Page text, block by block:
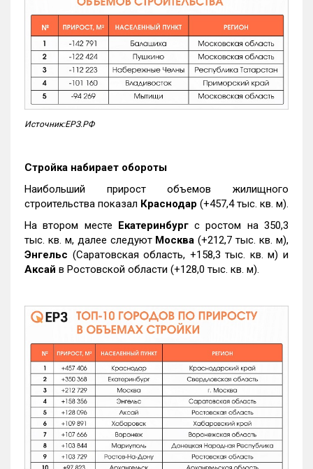
Источник:ЕРЗ.РФ
Стройка набирает обороты
Наибольший прирост объемов жилищного
строительства показал Краснодар (+457,4 тыс. кв. м).
На втором месте Екатеринбургс ростом на 350,3
тыс. кв. м, далее следуют Москва (+212,7 тыс. кв. м),
Энгельс (Саратовская область, +158,3 тыс. кв. м) и
Аксай в Ростовской области (+128,0 тыс. кв. м).